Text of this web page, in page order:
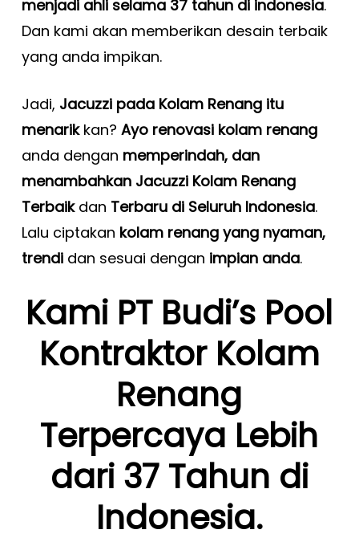
menjadi ahli selama 37 tahun di indonesia.
Dan kami akan memberikan desain terbaik
yang anda impikan.
Jadi, Jacuzzi pada Kolam Renang itu
menarikkan? Ayo renovasi kolam renang
anda dengan memperindah, dan
menambahkan Jacuzzi Kolam Renang
Terbaik dan Terbaru di Seluruh Indonesia.
Lalu ciptakan kolam renang yang nyaman,
trendidan sesuai dengan impian anda.
Kami PT Budi’s Pool
Kontraktor Kolam
Renang
Terpercaya Lebih
dari 37 Tahun di
Indonesia.